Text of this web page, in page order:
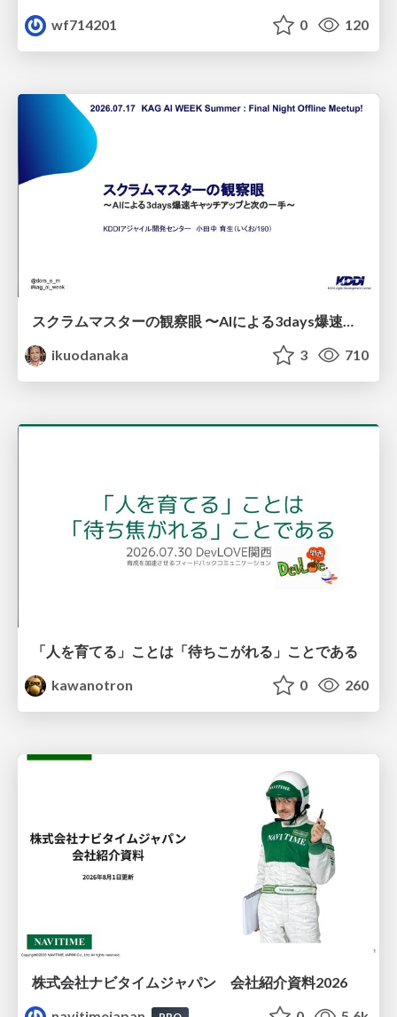
wf714201
0 120
スクラムマスターの観察眼 〜AIによる3days爆速キャッチアップと次の一手〜/The Scrum Master's Insight: Lightning-Fast 3-Day Catch-Up with AI and the Next Move
ikuodanaka
3 710
「人を育てる」ことは「待ちこがれる」ことである
kawanotron
0 260
株式会社ナビタイムジャパン 会社紹介資料2026